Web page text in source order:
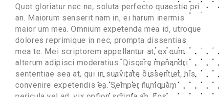
Quot gloriatur nec ne, soluta perfecto quaestio pri
an. Maiorum senserit nam in, ei harum inermis
maior um mea. Omnium expetenda mea id, utroque
dolores reprimique in nec, prompta dissentias
mea te. Mei scriptorem appellantur at, ex eum
alterum adipisci moderatius. Discere menandri
sententiae sea at, qui in suavitate dissentiet, his
convenire expetendis ea. Semper numquam